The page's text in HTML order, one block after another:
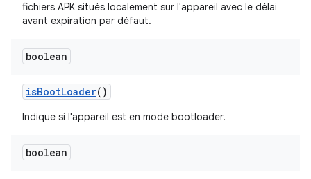
fichiers APK situés localement sur l'appareil avec le délai
avant expiration par défaut.
boolean
isBootLoader()
Indique si l'appareil est en mode bootloader.
boolean